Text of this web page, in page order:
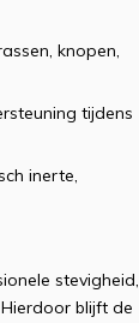
knopen,
tijdens
inerte,
stevigheid,
blijft de